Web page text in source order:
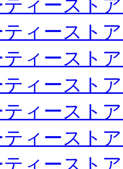
ィースト
ィースト
ィースト
ィースト
ィースト
ィースト
ィースト